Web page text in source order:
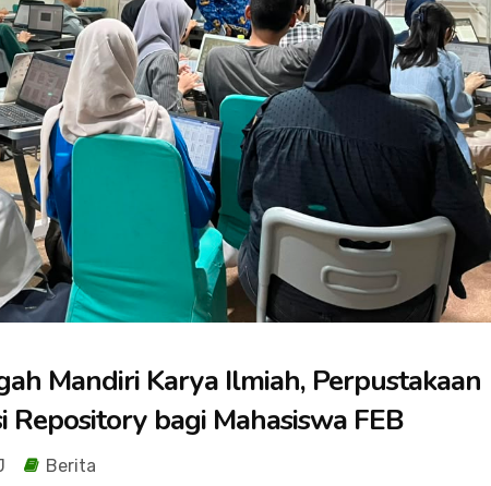
Mandiri Karya Ilmiah, Perpustakaan
Repository bagi Mahasiswa FEB
Berita